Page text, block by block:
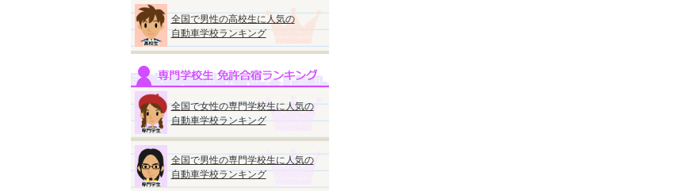
全国で男性の高校生に人気の
自動車学校ランキング
全国で女性の専門学校生に人気の
自動車学校ランキング
全国で男性の専門学校生に人気の
自動車学校ランキング